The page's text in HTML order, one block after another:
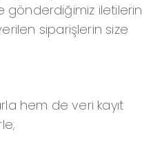
gönderdiğimiz iletilerin
siparişlerin size
hem de veri kayıt